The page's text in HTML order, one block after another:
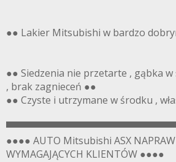
●● Lakier Mitsubishi w bardzo
●● Siedzenia nie przetarte , gąbka
, brak zagnieceń ●●
●● Czyste i utrzymane w środku ,
●●●● AUTO Mitsubishi ASX
WYMAGAJĄCYCH KLIENTÓW ●●●●